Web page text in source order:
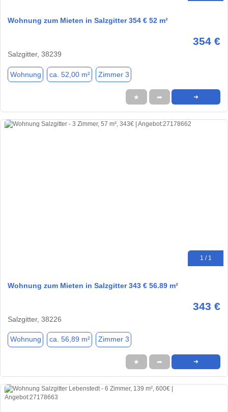
Wohnung zum Mieten in Salzgitter 354 € 52 m²
354 €
Salzgitter, 38239
Wohnung ca. 52,00 m² Zimmer 3
★ ➦ ➜
1 / 1
Wohnung zum Mieten in Salzgitter 343 € 56.89 m²
343 €
Salzgitter, 38226
Wohnung ca. 56,89 m² Zimmer 3
★ ➦ ➜